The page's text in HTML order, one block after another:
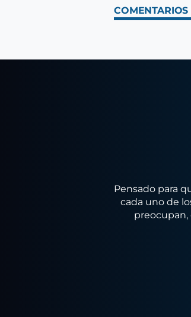
COMENTARIOS
Pensado para
cada uno de
preocupan,